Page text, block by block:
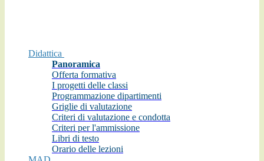
Didattica
Panoramica
Offerta formativa
I progetti delle classi
Programmazione dipartimenti
Griglie di valutazione
Criteri di valutazione e condotta
Criteri per l'ammissione
Libri di testo
Orario delle lezioni